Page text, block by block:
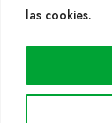
las cookies.
SÍGUENOS
WEB